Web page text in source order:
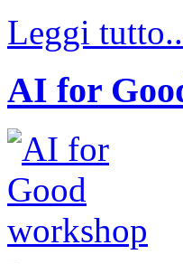
Leggi
AI for